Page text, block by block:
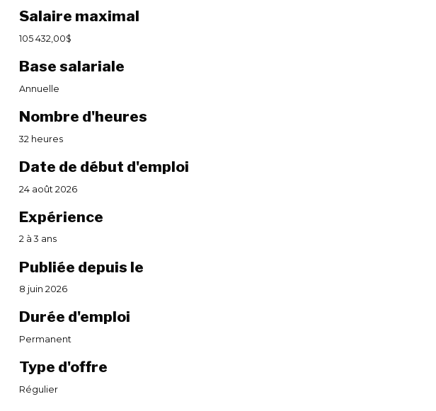
Salaire maximal
105 432,00$
Base salariale
Annuelle
Nombre d'heures
32 heures
Date de début d'emploi
24 août 2026
Expérience
2 à 3 ans
Publiée depuis le
8 juin 2026
Durée d'emploi
Permanent
Type d'offre
Régulier